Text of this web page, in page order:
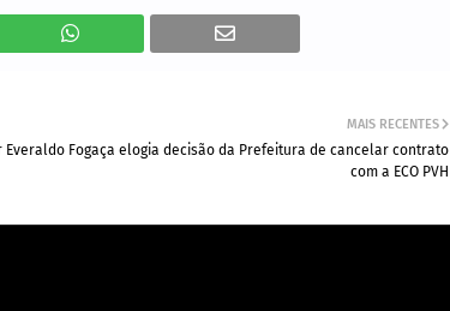
MAIS RECENTES
Everaldo Fogaça elogia decisão da Prefeitura de cancelar contrato
com a ECO PVH